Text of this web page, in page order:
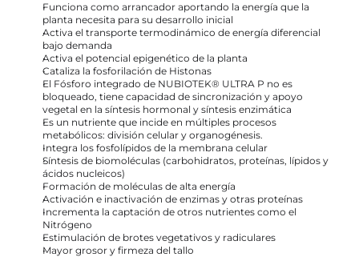
Funciona como arrancador aportando la energía que la
planta necesita para su desarrollo inicial
Activa el transporte termodinámico de energía diferencial
bajo demanda
Activa el potencial epigenético de la planta
Cataliza la fosforilación de Histonas
El Fósforo integrado de NUBIOTEK® ULTRA P no es
bloqueado, tiene capacidad de sincronización y apoyo
vegetal en la síntesis hormonal y síntesis enzimática
Es un nutriente que incide en múltiples procesos
metabólicos: división celular y organogénesis.
Integra los fosfolípidos de la membrana celular
Síntesis de biomoléculas (carbohidratos, proteínas, lípidos y
ácidos nucleicos)
Formación de moléculas de alta energía
Activación e inactivación de enzimas y otras proteínas
Incrementa la captación de otros nutrientes como el
Nitrógeno
Estimulación de brotes vegetativos y radiculares
Mayor grosor y firmeza del tallo